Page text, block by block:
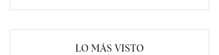
LO MÁS VISTO